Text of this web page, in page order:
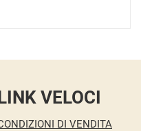
VELOCI
DI VENDITA